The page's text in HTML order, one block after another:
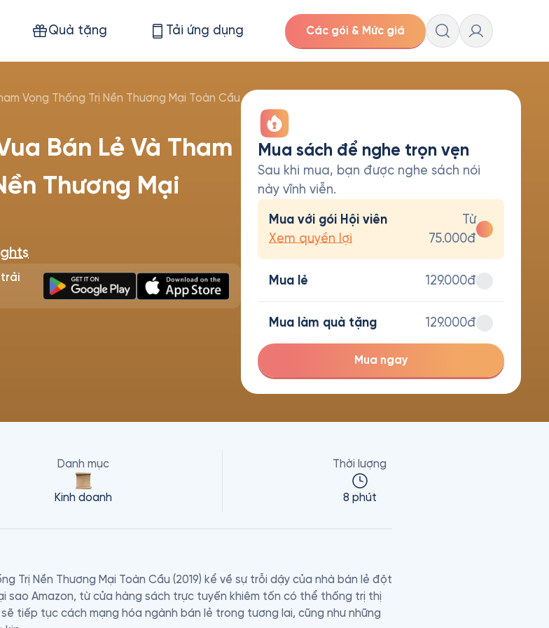
Quà tặng Tải ứng dụng Các gói & Mức giá
Vọng Thống Trị Nền Thương Mại Toàn Cầu
Bán Lẻ Và Tham
Thương Mại
trải
Mua sách để nghe trọn vẹn
Sau khi mua, bạn được nghe sách nói
này vĩnh viễn.
Mua với gói Hội viên
Xem quyền lợi
Từ
75.000đ
Mua lẻ 129.000đ
Mua làm quà tặng 129.000đ
Mua ngay
Danh mục
Kinh doanh
Thời lượng
8 phút
Trị Nền Thương Mại Toàn Cầu (2019) kể về sự trỗi dậy của nhà bán lẻ đột
sao Amazon, từ cửa hàng sách trực tuyến khiêm tốn có thể thống trị thị
tiếp tục cách mạng hóa ngành bán lẻ trong tương lai, cũng như những